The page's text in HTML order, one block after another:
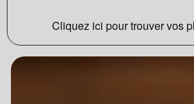
Cliquez ici pour trouver vos